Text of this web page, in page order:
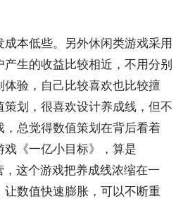
成本低些。另外休闲类游戏采用
产生的收益比较相近，不用分别
验，自己比较喜欢也比较擅
划，很喜欢设计养成线，但不
总觉得数值策划在背后看着
《一亿小目标》，算是
这个游戏把养成线浓缩在一
让数值快速膨胀，可以不断重